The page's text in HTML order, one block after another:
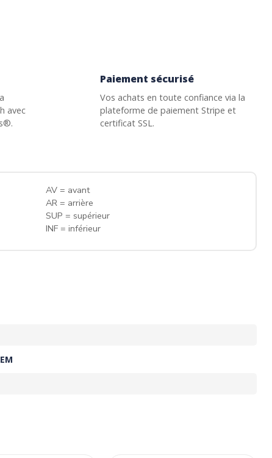
avec
Paiement sécurisé
Vos achats en toute confiance via la
plateforme de paiement Stripe et
certificat SSL.
AV = avant
AR = arrière
SUP = supérieur
INF = inférieur